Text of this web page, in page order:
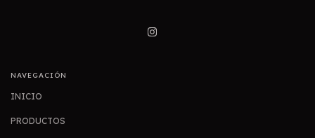
NAVEGACIÓN
INICIO
PRODUCTOS